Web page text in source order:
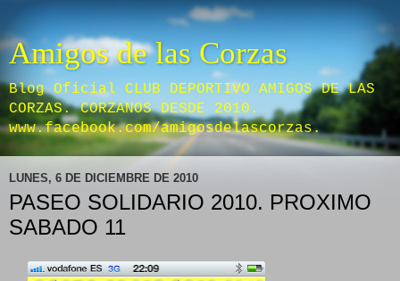
Amigos de las Corzas
Blog Oficial CLUB DEPORTIVO AMIGOS DE LAS
CORZAS. CORZANOS DESDE 2010.
www.facebook.com/amigosdelascorzas.
LUNES, 6 DE DICIEMBRE DE 2010
PASEO SOLIDARIO 2010. PROXIMO
SABADO 11